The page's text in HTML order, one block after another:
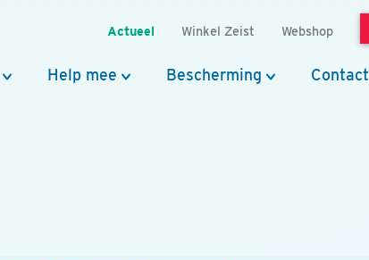
Actueel Winkel Zeist Webshop
Help mee Bescherming Contact